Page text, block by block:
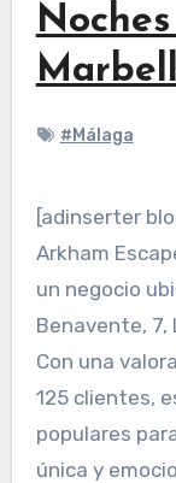
#Málaga
[adinserter
Arkham Escape Rooms y Noches Temáticas es
un negocio
Benavente, 7,
Con una
125 clientes,
populares
única y